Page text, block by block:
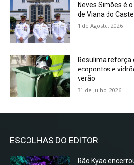
Neves Simões é
de Viana do
1 de Agosto, 2026
Resulima reforça
ecopontos e
verão
31 de Julho, 2026
ESCOLHAS DO EDITOR
Rão Kyao